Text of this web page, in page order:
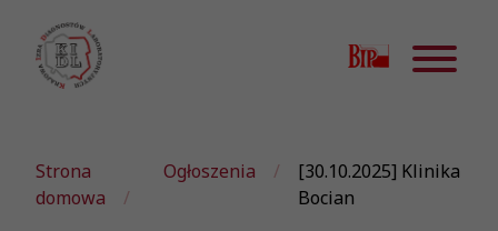
Strona
domowa
Ogłoszenia
[30.10.2025] Klinika
Bocian